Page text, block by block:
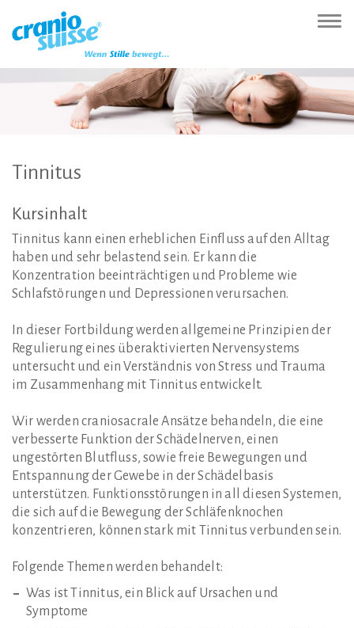
(Accesskey
Hauptnavigation
(Accesskey
Inhalt
(Accesskey
Sprachumschaltung
(Accesskey
Tinnitus
Kursinhalt
Tinnitus kann einen erheblichen Einfluss auf den Alltag
haben und sehr belastend sein. Er kann die
Konzentration beeinträchtigen und Probleme wie
Schlafstörungen und Depressionen verursachen.
In dieser Fortbildung werden allgemeine Prinzipien der
Regulierung eines überaktivierten Nervensystems
untersucht und ein Verständnis von Stress und Trauma
im Zusammenhang mit Tinnitus entwickelt.
Wir werden craniosacrale Ansätze behandeln, die eine
verbesserte Funktion der Schädelnerven, einen
ungestörten Blutfluss, sowie freie Bewegungen und
Entspannung der Gewebe in der Schädelbasis
unterstützen. Funktionsstörungen in all diesen Systemen,
die sich auf die Bewegung der Schläfenknochen
konzentrieren, können stark mit Tinnitus verbunden sein.
Folgende Themen werden behandelt:
Was ist Tinnitus, ein Blick auf Ursachen und
Symptome